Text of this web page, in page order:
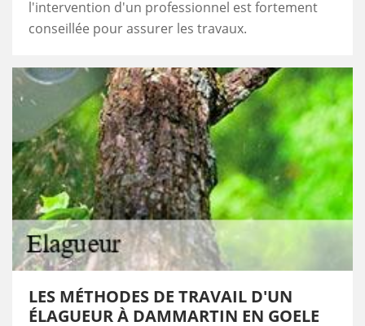
l'intervention d'un professionnel est fortement
conseillée pour assurer les travaux.
LES MÉTHODES DE TRAVAIL D'UN
ÉLAGUEUR À DAMMARTIN EN GOELE